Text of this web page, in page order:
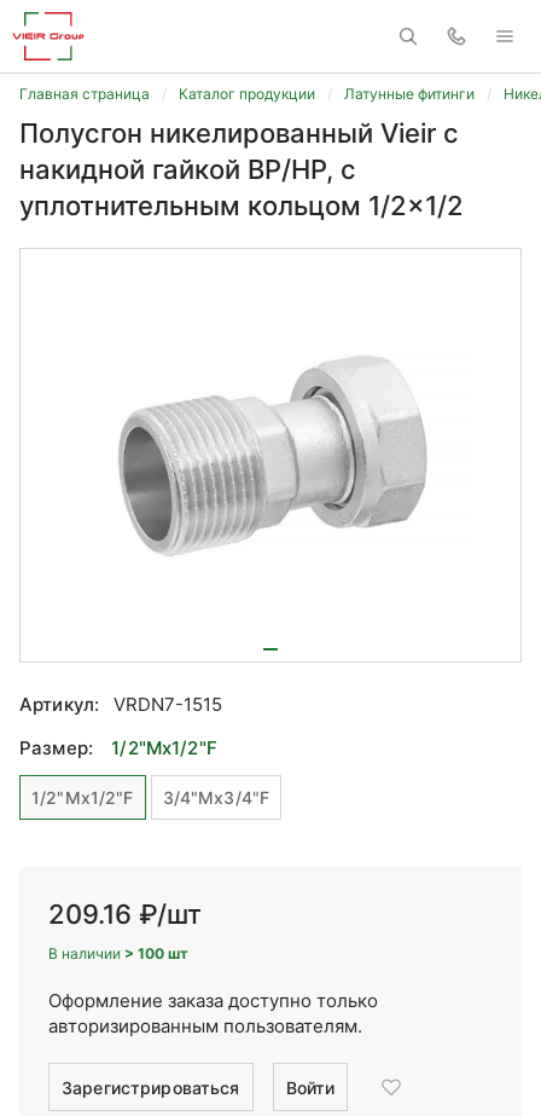
Главная страница Каталог продукции Латунные фитинги
Полусгон никелированный Vieir с
накидной гайкой ВР/НР, с
уплотнительным кольцом 1/2x1/2
Артикул:
VRDN7-1515
Размер:
1/2"Mx1/2"F
1/2"Mx1/2"F 3/4"Mx3/4"F
209.16 ₽/шт
В наличии > 100 шт
Оформление заказа доступно только
авторизированным пользователям.
Зарегистрироваться Войти